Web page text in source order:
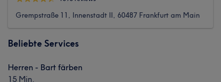
Grempstraße 11, Innenstadt II, 60487 Frankfurt am Main
Beliebte Services
Herren - Bart färben
15 Min.